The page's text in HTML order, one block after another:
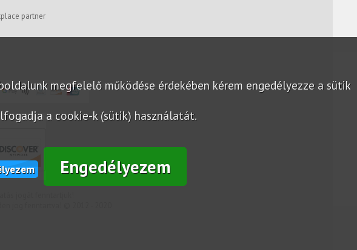
megfelelő működése érdekében kérem engedélyezze a sütik
a cookie-k (sütik) használatát.
Engedélyezem
partner